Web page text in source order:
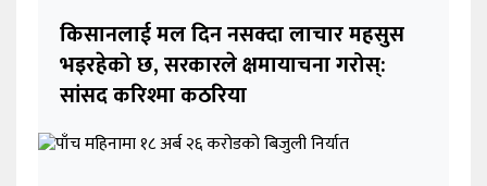
किसानलाई मल दिन नसक्दा लाचार महसुस
भइरहेको छ, सरकारले क्षमायाचना गरोस्:
सांसद करिश्मा कठरिया